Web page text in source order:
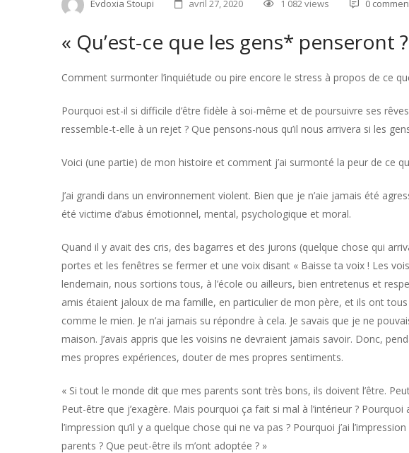
Evdoxia Stoupi avril 27, 2020 1 082 views 0
« Qu’est-ce que les gens* penseront
Comment surmonter l’inquiétude ou pire encore le stress à propos de ce
Pourquoi est-il si difficile d’être fidèle à soi-même et de poursuivre ses
ressemble-t-elle à un rejet ? Que pensons-nous qu’il nous arrivera si les
Voici (une partie) de mon histoire et comment j’ai surmonté la peur de ce
J’ai grandi dans un environnement violent. Bien que je n’aie jamais été
été victime d’abus émotionnel, mental, psychologique et moral.
Quand il y avait des cris, des bagarres et des jurons (quelque chose qui
portes et les fenêtres se fermer et une voix disant « Baisse ta voix ! Les
lendemain, nous sortions tous, à l’école ou ailleurs, bien entretenus et
amis étaient jaloux de ma famille, en particulier de mon père, et ils ont
comme le mien. Je n’ai jamais su répondre à cela. Je savais que je ne
maison. J’avais appris que les voisins ne devraient jamais savoir. Donc,
mes propres expériences, douter de mes propres sentiments.
« Si tout le monde dit que mes parents sont très bons, ils doivent l’être.
Peut-être que j’exagère. Mais pourquoi ça fait si mal à l’intérieur ?
l’impression qu’il y a quelque chose qui ne va pas ? Pourquoi j’ai
parents ? Que peut-être ils m’ont adoptée ? »